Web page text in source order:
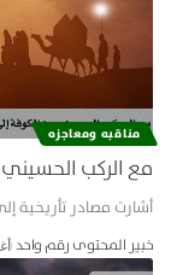
مناقبه ومعاجزه
مع الركب
أشارت مصادر تأريخية
خبير المحتوى رقم واحد